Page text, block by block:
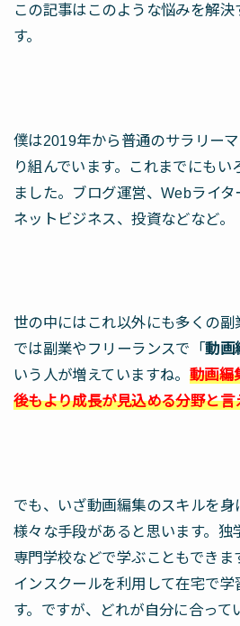
この記事はこのような悩みを解決
す。
僕は2019年から普通のサラリー
り組んでいます。これまでにもい
ました。ブログ運営、Webライタ
ネットビジネス、投資などなど。
世の中にはこれ以外にも多くの
では副業やフリーランスで「動画
いう人が増えていますね。 動画編
後もより成長が見込める分野と言
でも、いざ動画編集のスキルを身
様々な手段があると思います。独
専門学校などで学ぶこともできま
インスクールを利用して在宅で学
す。ですが、どれが自分に合って